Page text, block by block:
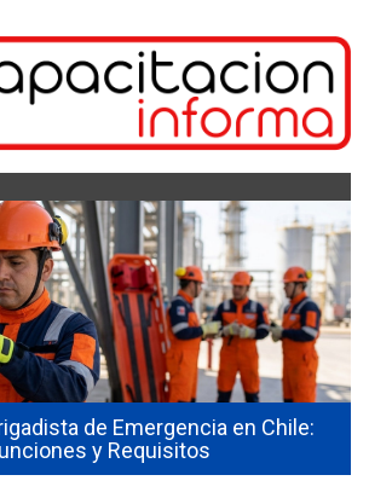
de Emergencia en Chile:
y Requisitos